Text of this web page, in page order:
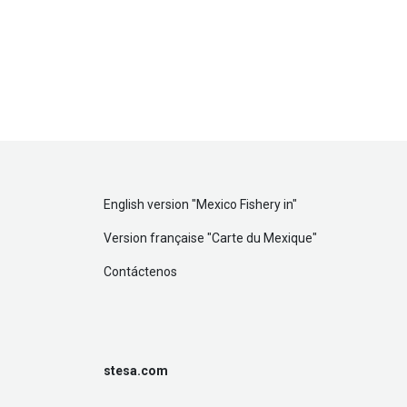
English version "Mexico Fishery in"
Version française "Carte du Mexique"
Contáctenos
stesa.com